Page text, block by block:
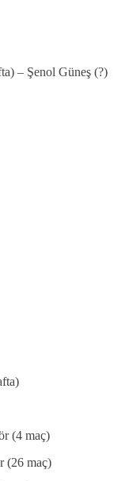
– Şenol Güneş (?)
(4 maç)
(26 maç)